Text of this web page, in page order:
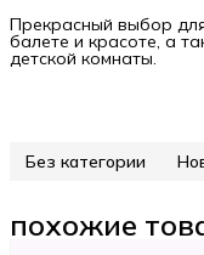
Прекрасный выбор
балете и красоте, а
детской комнаты.
Без категории
похожие